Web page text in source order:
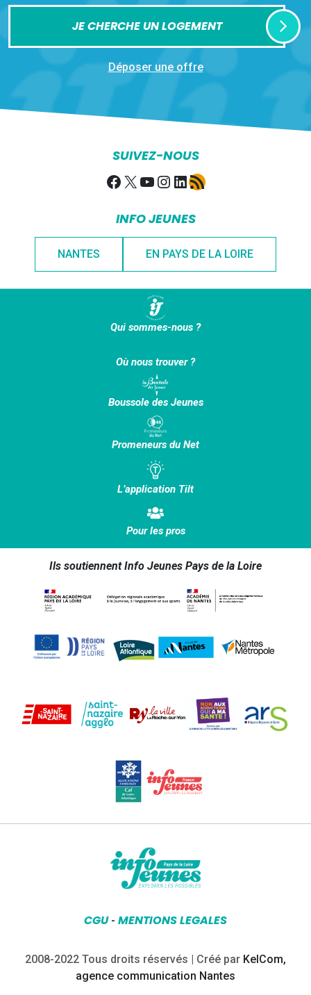
JE CHERCHE UN LOGEMENT
Déposer une offre
SUIVEZ-NOUS
Facebook
X YouTube
Instagram
LinkedIn
Flux RSS
INFO JEUNES
NANTES EN PAYS DE LA LOIRE
Qui sommes-nous ?
Où nous trouver ?
Boussole des Jeunes
Promeneurs du Net
L’application Tilt
Pour les pros
Ils soutiennent Info Jeunes Pays de la Loire
CGU- MENTIONS LEGALES
2008-2022 Tous droits réservés | Créé par KelCom,
agence communication Nantes